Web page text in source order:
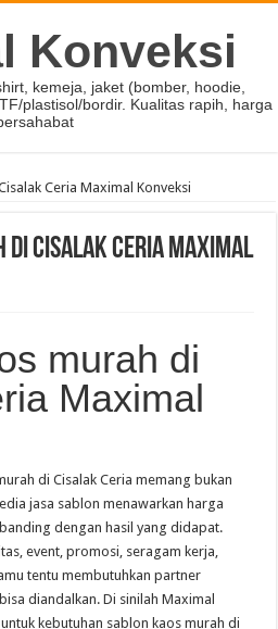
Konveksi
kemeja, jaket (bomber, hoodie,
plastisol/bordir. Kualitas rapih, harga
Ceria Maximal Konveksi
di Cisalak Ceria Maximal
murah di
Maximal
di Cisalak Ceria memang bukan
jasa sablon menawarkan harga
dengan hasil yang didapat.
event, promosi, seragam kerja,
tentu membutuhkan partner
diandalkan. Di sinilah Maximal
kebutuhan sablon kaos murah di